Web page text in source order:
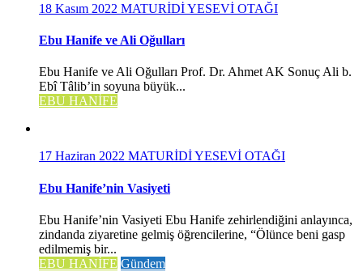
18 Kasım 2022 MATURİDİ YESEVİ OTAĞI
Ebu Hanife ve Ali Oğulları
Ebu Hanife ve Ali Oğulları Prof. Dr. Ahmet AK Sonuç Ali b.
Ebî Tâlib’in soyuna büyük...
EBU HANİFE
17 Haziran 2022 MATURİDİ YESEVİ OTAĞI
Ebu Hanife’nin Vasiyeti
Ebu Hanife’nin Vasiyeti Ebu Hanife zehirlendiğini anlayınca,
zindanda ziyaretine gelmiş öğrencilerine, “Ölünce beni gasp
edilmemiş bir...
EBU HANİFE Gündem